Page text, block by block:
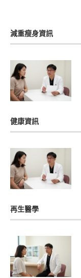
減重瘦身資訊
健康資訊
再生醫學